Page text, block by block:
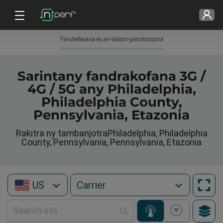
Fandrefesana eo an-dalam-pandrosoana
Sarintany fandrakofana 3G /
4G / 5G any Philadelphia,
Philadelphia County,
Pennsylvania, Etazonia
Rakitra ny tambanjotraPhiladelphia, Philadelphia
County, Pennsylvania, Pennsylvania, Etazonia
US